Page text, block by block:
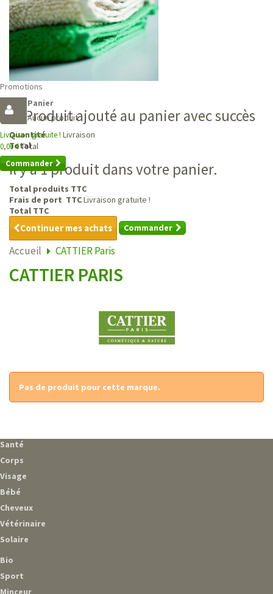
Promotions
Panier
Aucun produit
Livraison gratuite ! Livraison
0,00 €Total
Commander
Produit ajouté au panier avec succès
Quantité
Total
Il y a 1 produit dans votre panier.
Total produits TTC
Frais de port TTCLivraison gratuite !
Total TTC
Continuer mes achats Commander
Accueil CATTIER Paris
CATTIER PARIS
Pas de produit pour cette marque.
Santé
Corps
Visage
Bébé
Cheveux
Vétérinaire
Solaire
Bio
Sport
Minceur